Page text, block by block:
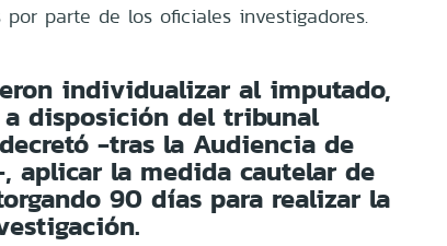
parte de los oficiales investigadores.
individualizar al imputado,
disposición del tribunal
-tras la Audiencia de
aplicar la medida cautelar de
90 días para realizar la